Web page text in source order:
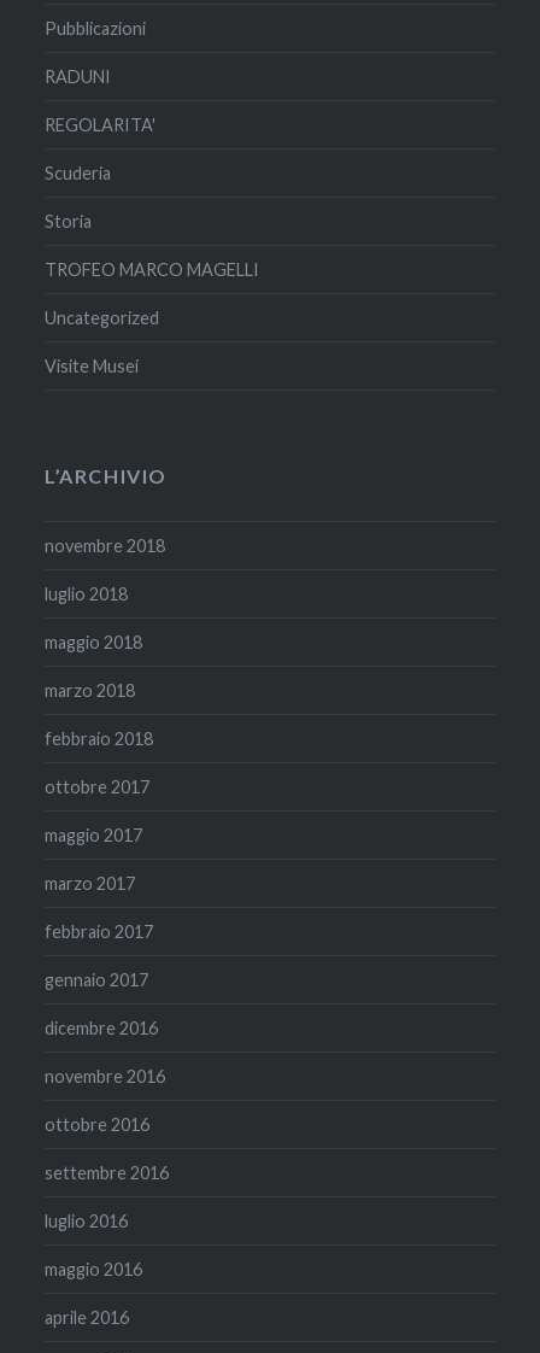
Pubblicazioni
RADUNI
REGOLARITA'
Scuderia
Storia
TROFEO MARCO MAGELLI
Uncategorized
Visite Musei
L’ARCHIVIO
novembre 2018
luglio 2018
maggio 2018
marzo 2018
febbraio 2018
ottobre 2017
maggio 2017
marzo 2017
febbraio 2017
gennaio 2017
dicembre 2016
novembre 2016
ottobre 2016
settembre 2016
luglio 2016
maggio 2016
aprile 2016